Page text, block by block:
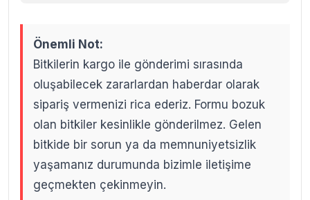
Önemli Not:
Bitkilerin kargo ile gönderimi sırasında
oluşabilecek zararlardan haberdar olarak
sipariş vermenizi rica ederiz. Formu bozuk
olan bitkiler kesinlikle gönderilmez. Gelen
bitkide bir sorun ya da memnuniyetsizlik
yaşamanız durumunda bizimle iletişime
geçmekten çekinmeyin.